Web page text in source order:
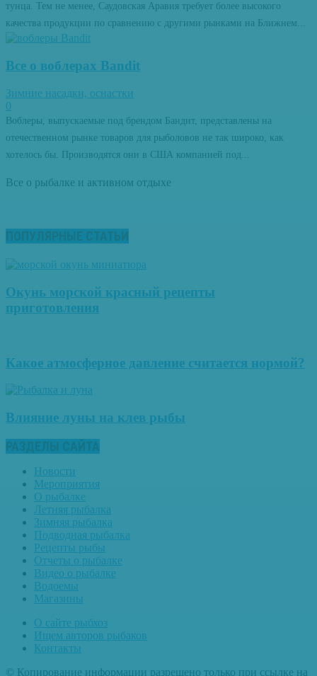
тунца. Тем не менее, Саудовская Аравия требует более высокого
качества продукции по сравнению с другими рынками на Ближнем...
Все о воблерах Bandit
Зимние насадки, оснастки
0
Воблеры, выпускаемые под брендом Бандит, представлены на
отечественном рынке товаров для рыболовов не так широко, как
хотелось бы. Производятся они в США компанией под...
Все о рыбалке и активном отдыхе
ПОПУЛЯРНЫЕ СТАТЬИ
Окунь морской красный рецепты
приготовления
Какое атмосферное давление считается нормой?
Влияние луны на клев рыбы
РАЗДЕЛЫ САЙТА
Новости
Мероприятия
О рыбалке
Летняя рыбалка
Зимняя рыбалка
Подводная рыбалка
Рецепты рыбы
Отчеты о рыбалке
Видео о рыбалке
Водоемы
Магазины
О сайте рыбхоз
Ищем авторов рыбаков
Контакты
© Копирование информации разрешено только при ссылке на